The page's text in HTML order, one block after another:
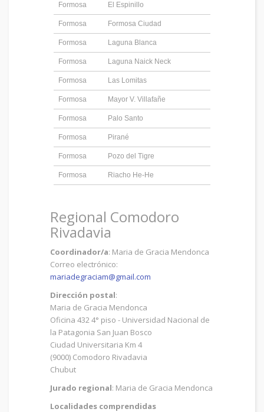
Formosa El Espinillo
Formosa Formosa Ciudad
Formosa Laguna Blanca
Formosa Laguna Naick Neck
Formosa Las Lomitas
Formosa Mayor V. Villafañe
Formosa Palo Santo
Formosa Pirané
Formosa Pozo del Tigre
Formosa Riacho He-He
Regional Comodoro
Rivadavia
Coordinador/a: Maria de Gracia Mendonca
Correo electrónico:
mariadegraciam@gmail.com
Dirección postal:
Maria de Gracia Mendonca
Oficina 432 4° piso - Universidad Nacional de
la Patagonia San Juan Bosco
Ciudad Universitaria Km 4
(9000) Comodoro Rivadavia
Chubut
Jurado regional: Maria de Gracia Mendonca
Localidades comprendidas